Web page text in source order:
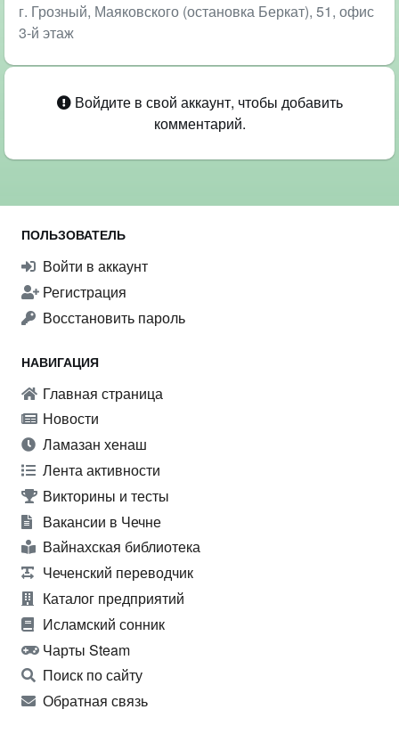
г. Грозный, Маяковского (остановка Беркат), 51, офис
3-й этаж
Войдите в свой аккаунт, чтобы добавить
комментарий.
ПОЛЬЗОВАТЕЛЬ
Войти в аккаунт
Регистрация
Восстановить пароль
НАВИГАЦИЯ
Главная страница
Новости
Ламазан хенаш
Лента активности
Викторины и тесты
Вакансии в Чечне
Вайнахская библиотека
Чеченский переводчик
Каталог предприятий
Исламский сонник
Чарты Steam
Поиск по сайту
Обратная связь